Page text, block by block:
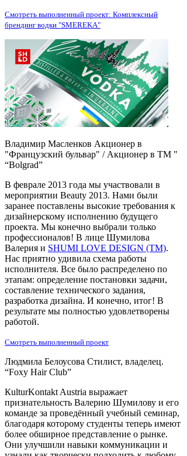
Смотреть выполненный проект: Комплексный
брендинг водки "SMEREKA"
Владимир Масленков Акционер в
"Французский бульвар" / Акционер в ТМ "
“Bolgrad”
В феврале 2013 года мы участвовали в
мероприятии Beauty 2013. Нами были
заранее поставлены высокие требования к
дизайнерскому исполнению будущего
проекта. Мы конечно выбрали только
профессионалов! В лице Шумилова
Валерия и SHUMI LOVE DESIGN (TM).
Нас приятно удивила схема работы
исполнителя. Все было распределено по
этапам: определение постановки задачи,
составление технического задания,
разработка дизайна. И конечно, итог! В
результате мы полностью удовлетворены
работой.
Смотреть выполненный проект
Людмила Белоусова Стилист, владелец.
“Foxy Hair Club”
КulturKontakt Austria выражает
признательность Валерию Шумилову и его
команде за проведённый учебный семинар,
благодаря которому студенты теперь имеют
более обширное представление о рынке.
Они улучшили навыки коммуникации и